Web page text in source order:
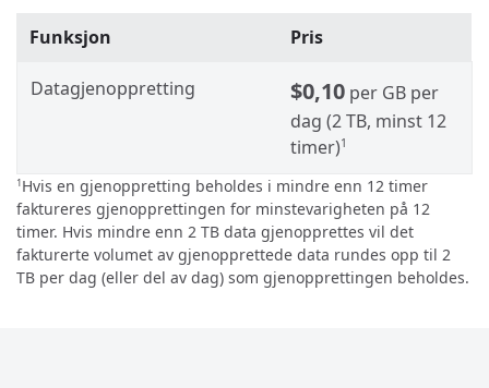
Funksjon Pris
Datagjenoppretting $0,10 per GB per
dag (2 TB, minst 12
timer)1
1Hvis en gjenoppretting beholdes i mindre enn 12 timer
faktureres gjenopprettingen for minstevarigheten på 12
timer. Hvis mindre enn 2 TB data gjenopprettes vil det
fakturerte volumet av gjenopprettede data rundes opp til 2
TB per dag (eller del av dag) som gjenopprettingen beholdes.